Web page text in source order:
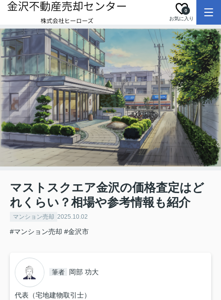
お気に入り
0
マストスクエア金沢の価格査定はど
れくらい？相場や参考情報も紹介
マンション売却 2025.10.02
#マンション売却 #金沢市
筆者 岡部 功大
代表（宅地建物取引士）